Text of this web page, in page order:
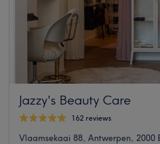
Jazzy's Beauty Care
162 reviews
Vlaamsekaai 88, Antwerpen, 2000